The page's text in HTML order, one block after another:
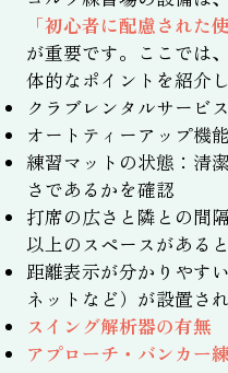
「初心者に配慮された
が重要です。ここでは
体的なポイントを紹介し
クラブレンタルサービ
オートティーアップ機
練習マットの状態：清
さであるかを確認
打席の広さと隣との間
以上のスペースがある
距離表示が分かりやす
ネットなど）が設置さ
スイング解析器の有無
アプローチ・バンカー